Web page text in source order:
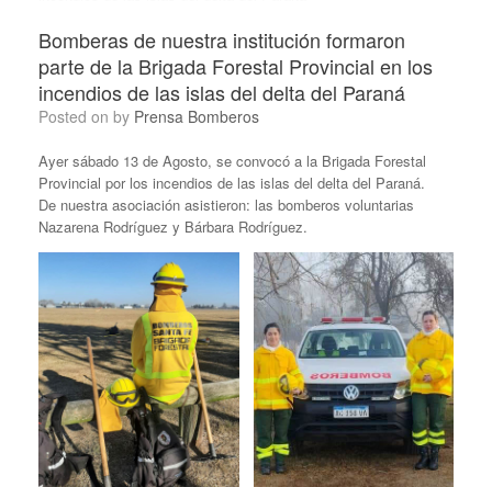
Bomberas de nuestra institución formaron
parte de la Brigada Forestal Provincial en los
incendios de las islas del delta del Paraná
Posted on by Prensa Bomberos
Ayer sábado 13 de Agosto, se convocó a la Brigada Forestal
Provincial por los incendios de las islas del delta del Paraná.
De nuestra asociación asistieron: las bomberos voluntarias
Nazarena Rodríguez y Bárbara Rodríguez.